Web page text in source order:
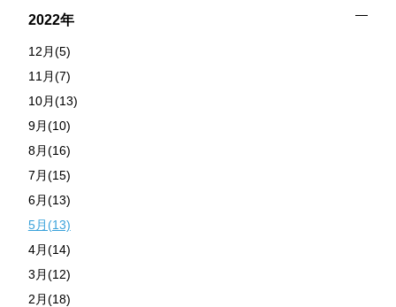
2022年
12月(5)
11月(7)
10月(13)
9月(10)
8月(16)
7月(15)
6月(13)
5月(13)
4月(14)
3月(12)
2月(18)